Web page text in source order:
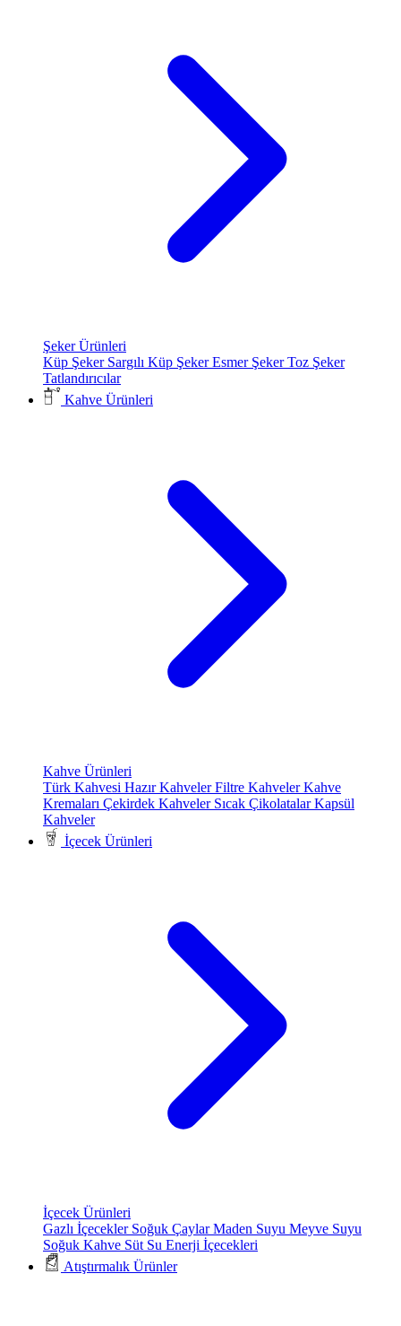
Şeker Ürünleri
Küp Şeker Sargılı Küp ŞekerEsmer ŞekerToz Şeker
Tatlandırıcılar
Kahve Ürünleri
Kahve Ürünleri
Türk Kahvesi Hazır KahvelerFiltre KahvelerKahve
Kremaları Çekirdek Kahveler Sıcak ÇikolatalarKapsül
Kahveler
İçecek Ürünleri
İçecek Ürünleri
Gazlı İçecekler Soğuk ÇaylarMaden Suyu Meyve Suyu
Soğuk Kahve Süt Su Enerji İçecekleri
Atıştırmalık Ürünler